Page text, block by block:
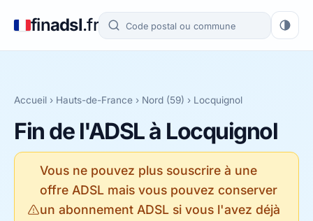
finadsl.fr
Accueil › Hauts-de-France › Nord (59) › Locquignol
Fin de l'ADSL à Locquignol
Vous ne pouvez plus souscrire à une
offre ADSL mais vous pouvez conserver
un abonnement ADSL si vous l'avez déjà